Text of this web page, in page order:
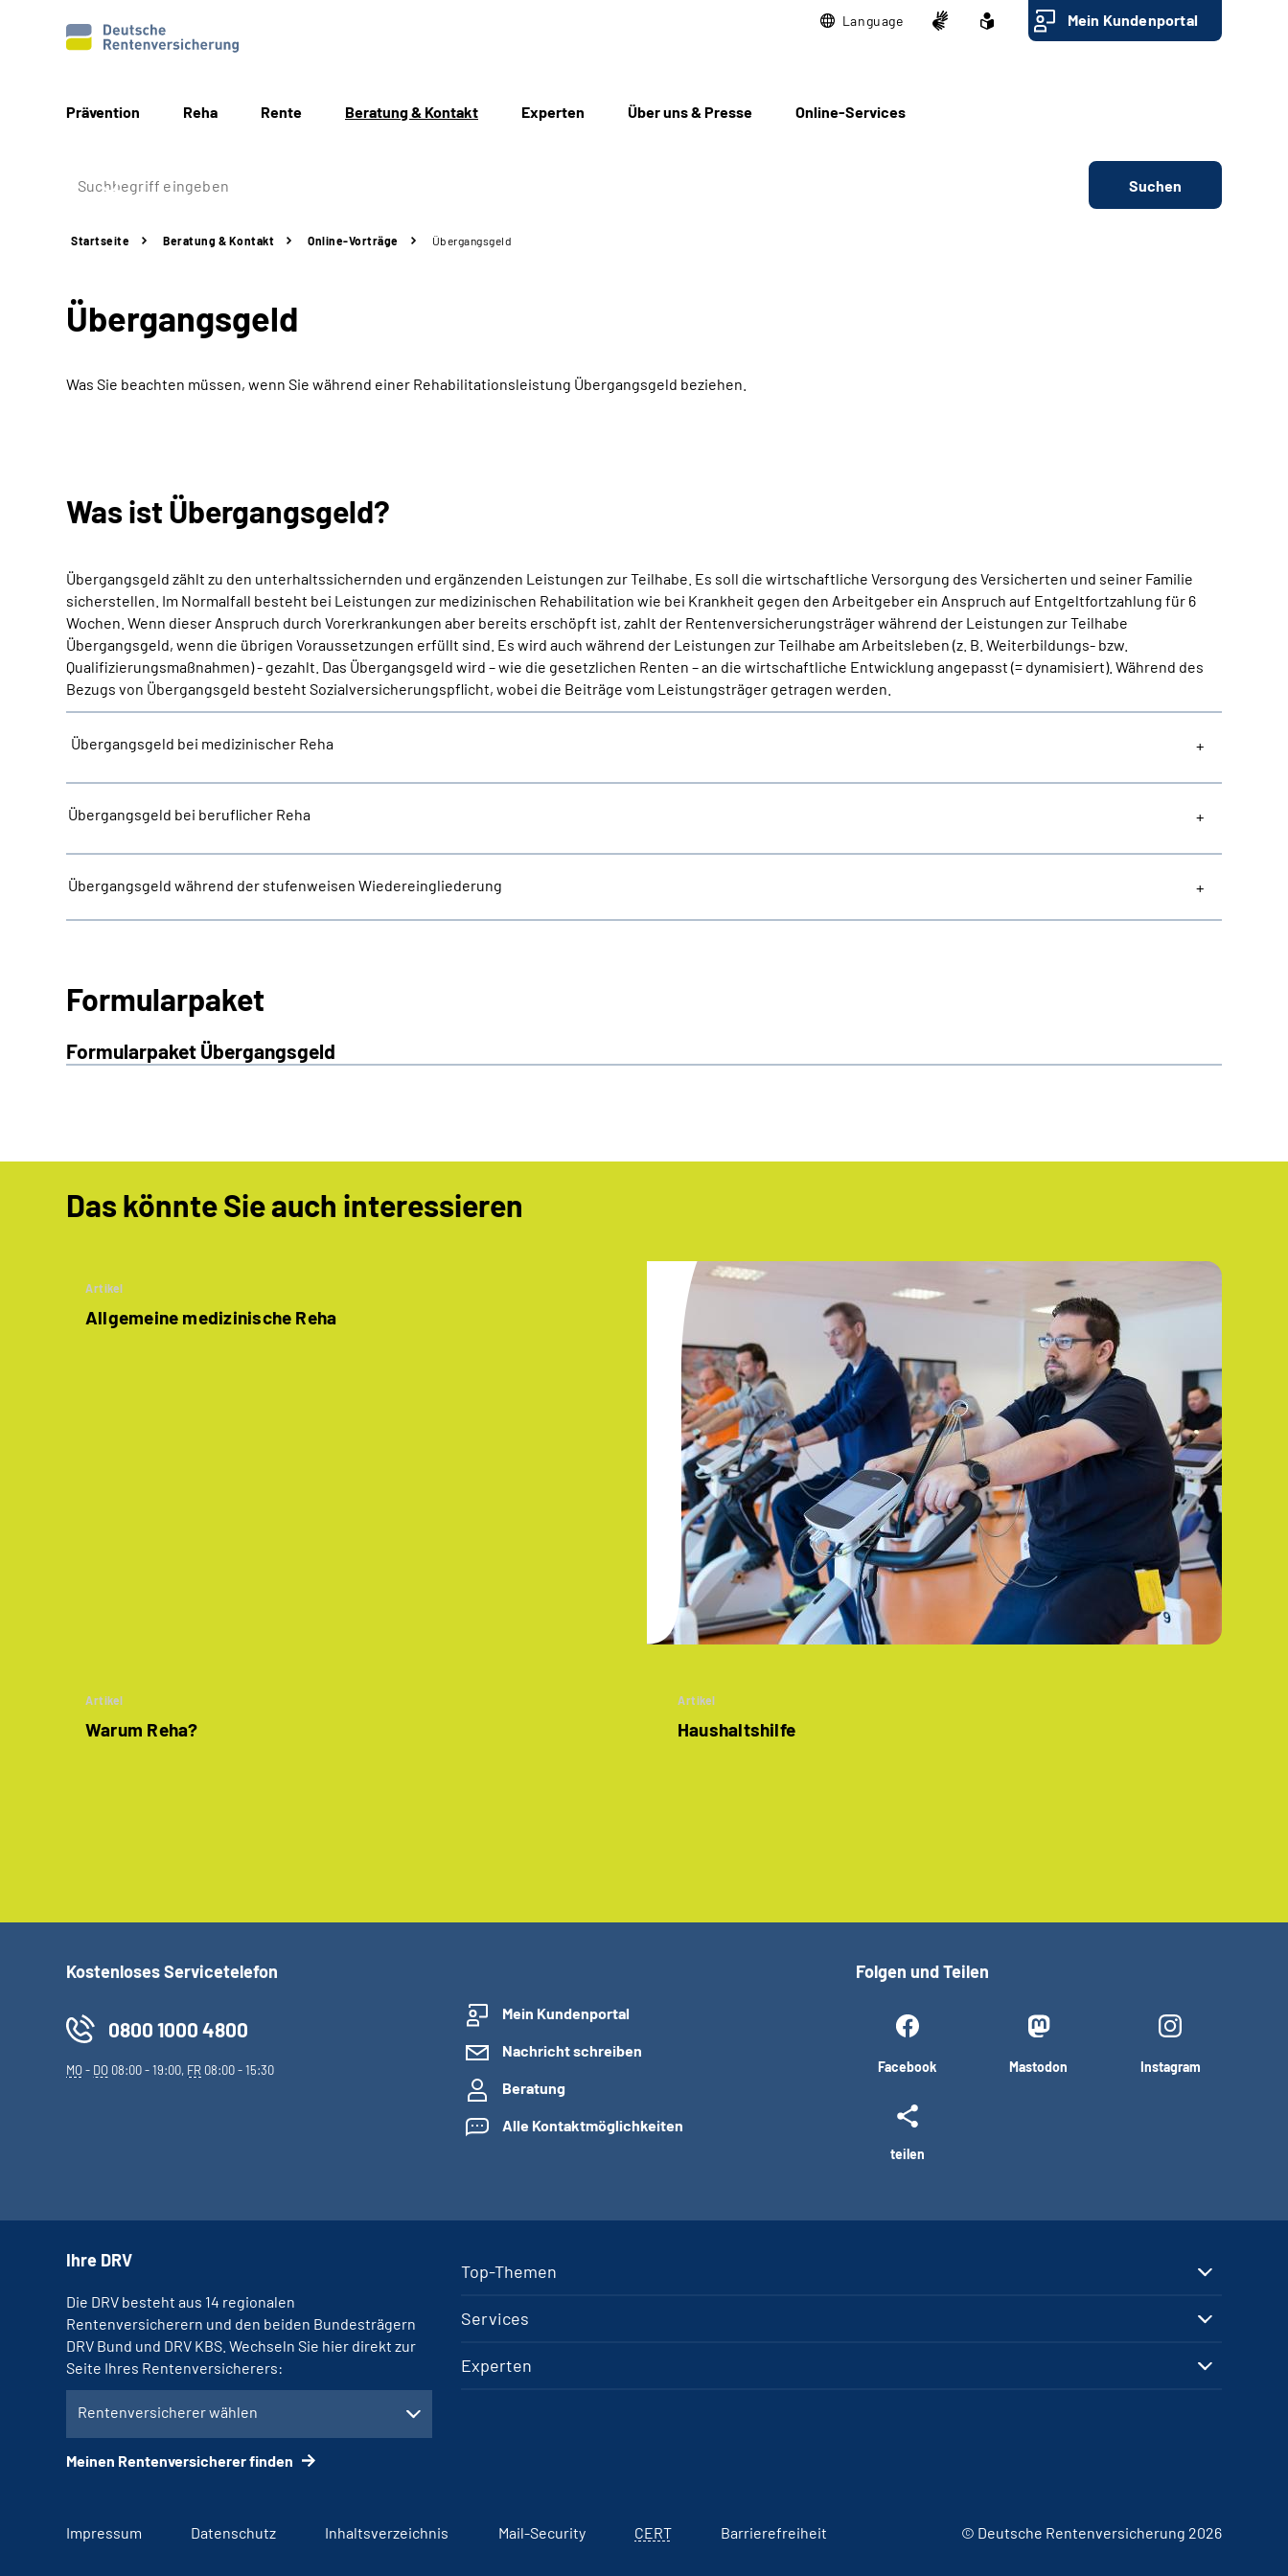
Language Mein Kundenportal
Prävention Reha Rente Beratung & Kontakt Experten Über uns & Presse Online-Services
Suchen
Startseite Beratung & Kontakt Online-Vorträge Übergangsgeld
Übergangsgeld
Was Sie beachten müssen, wenn Sie während einer Rehabilitationsleistung Übergangsgeld beziehen.
Was ist Übergangsgeld?
Übergangsgeld zählt zu den unterhaltssichernden und ergänzenden Leistungen zur Teilhabe. Es soll die wirtschaftliche Versorgung des Versicherten und seiner Familie
sicherstellen. Im Normalfall besteht bei Leistungen zur medizinischen Rehabilitation wie bei Krankheit gegen den Arbeitgeber ein Anspruch auf Entgeltfortzahlung für 6
Wochen. Wenn dieser Anspruch durch Vorerkrankungen aber bereits erschöpft ist, zahlt der Rentenversicherungsträger während der Leistungen zur Teilhabe
Übergangsgeld, wenn die übrigen Voraussetzungen erfüllt sind. Es wird auch während der Leistungen zur Teilhabe am Arbeitsleben (z. B. Weiterbildungs- bzw.
Qualifizierungsmaßnahmen) - gezahlt. Das Übergangsgeld wird – wie die gesetzlichen Renten – an die wirtschaftliche Entwicklung angepasst (= dynamisiert). Während des
Bezugs von Übergangsgeld besteht Sozialversicherungspflicht, wobei die Beiträge vom Leistungsträger getragen werden.
Übergangsgeld bei medizinischer Reha
Übergangsgeld bei beruflicher Reha
Übergangsgeld während der stufenweisen Wiedereingliederung
Formularpaket
Formularpaket Übergangsgeld
Das könnte Sie auch interessieren
Artikel
Allgemeine medizinische Reha
Artikel
Warum Reha?
Artikel
Haushaltshilfe
Kostenloses Servicetelefon
0800 1000 4800
MO- DO 08:00 - 19:00, FR 08:00 - 15:30
Mein Kundenportal
Nachricht schreiben
Beratung
Alle Kontaktmöglichkeiten
Folgen und Teilen
Facebook Mastodon Instagram
teilen
Top-Themen
Services
Experten
Ihre DRV
Die DRV besteht aus 14 regionalen
Rentenversicherern und den beiden Bundesträgern
DRV Bund und DRV KBS. Wechseln Sie hier direkt zur
Seite Ihres Rentenversicherers:
Rentenversicherer wählen
Meinen Rentenversicherer finden
Impressum Datenschutz Inhaltsverzeichnis Mail-Security CERT Barrierefreiheit © Deutsche Rentenversicherung 2026